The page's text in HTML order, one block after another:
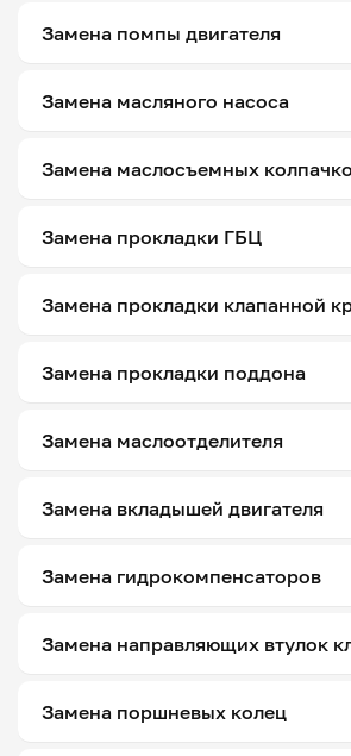
Замена помпы двигателя
Замена масляного насоса
Замена маслосъемных
Замена прокладки ГБЦ
Замена прокладки клапанной
Замена прокладки поддона
Замена маслоотделителя
Замена вкладышей двигателя
Замена гидрокомпенсаторов
Замена направляющих втулок
Замена поршневых колец